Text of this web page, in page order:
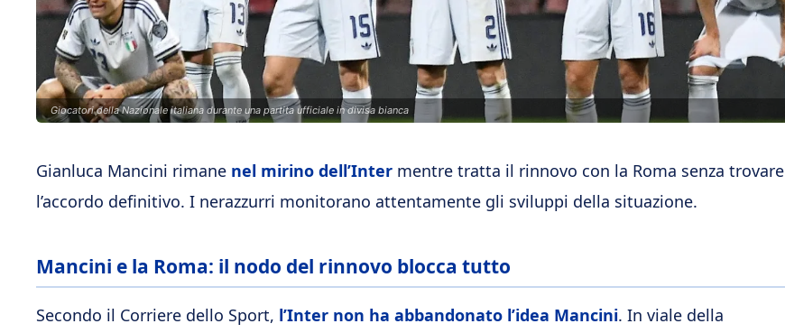
Giocatori della Nazionale italiana durante una partita ufficiale in divisa bianca
Gianluca Mancini rimane nel mirino dell’Inter mentre tratta il rinnovo con la Roma senza trovare
l’accordo definitivo. I nerazzurri monitorano attentamente gli sviluppi della situazione.
Mancini e la Roma: il nodo del rinnovo blocca tutto
Secondo il Corriere dello Sport, l’Inter non ha abbandonato l’idea Mancini. In viale della